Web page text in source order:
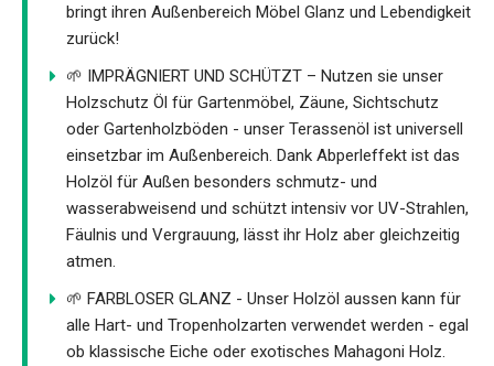
bringt ihren Außenbereich Möbel Glanz und Lebendigkeit
zurück!
🌱 IMPRÄGNIERT UND SCHÜTZT – Nutzen sie unser
Holzschutz Öl für Gartenmöbel, Zäune, Sichtschutz
oder Gartenholzböden - unser Terassenöl ist universell
einsetzbar im Außenbereich. Dank Abperleffekt ist das
Holzöl für Außen besonders schmutz- und
wasserabweisend und schützt intensiv vor UV-Strahlen,
Fäulnis und Vergrauung, lässt ihr Holz aber gleichzeitig
atmen.
🌱 FARBLOSER GLANZ - Unser Holzöl aussen kann für
alle Hart- und Tropenholzarten verwendet werden - egal
ob klassische Eiche oder exotisches Mahagoni Holz.